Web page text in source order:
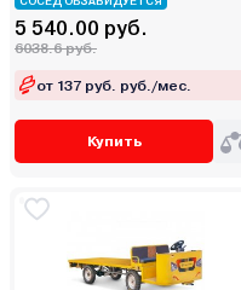
5 540.00 руб.
6038.6 руб.
от 137 руб. руб./мес.
Купить